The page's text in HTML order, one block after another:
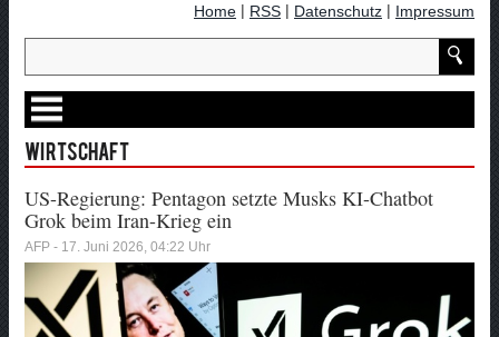
Home | RSS | Datenschutz | Impressum
Wirtschaft
US-Regierung: Pentagon setzte Musks KI-Chatbot
Grok beim Iran-Krieg ein
AFP - 17. Juni 2026, 04:22 Uhr